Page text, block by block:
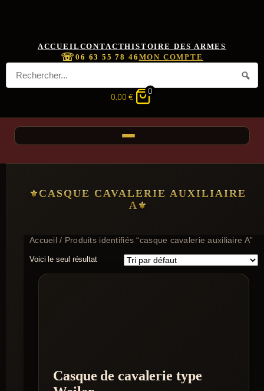
ACCUEIL CONTACTHISTOIRE DES ARMES
☏06 63 55 78 46 MON COMPTE
0,00 €
0
CASQUE CAVALERIE AUXILIAIRE
A
Accueil/ Produits identifiés “casque cavalerie auxiliaire A”
Voici le seul résultat
Casque de cavalerie type